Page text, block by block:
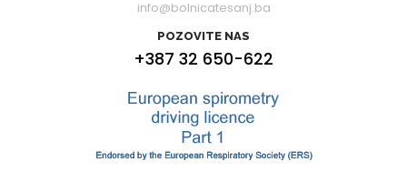
info@bolnicatesanj.ba
POZOVITE NAS
+387 32 650-622